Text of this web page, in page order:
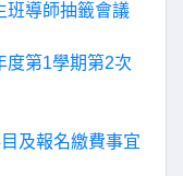
班導師抽籤會議
度第1學期第2次
及報名繳費事宜